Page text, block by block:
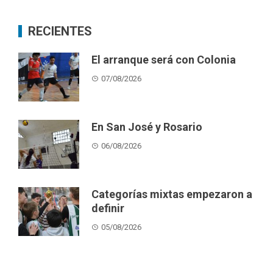
RECIENTES
El arranque será con Colonia
07/08/2026
En San José y Rosario
06/08/2026
Categorías mixtas empezaron a
definir
05/08/2026